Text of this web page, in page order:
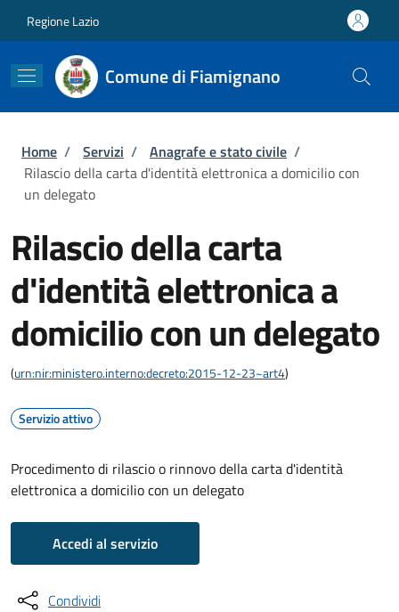
Regione Lazio
Comune di Fiamignano
Briciole di pane
Home / Servizi / Anagrafe e stato civile /
Rilascio della carta d'identità elettronica a domicilio con
un delegato
Rilascio della carta
d'identità elettronica a
domicilio con un delegato
(urn:nir:ministero.interno:decreto:2015-12-23~art4)
Servizio attivo
Procedimento di rilascio o rinnovo della carta d'identità
elettronica a domicilio con un delegato
Accedi al servizio
Condividi